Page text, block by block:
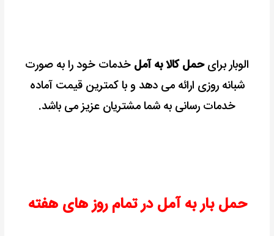
الوبار برایحمل کالا به آمل خدمات خود را به صورت
شبانه روزی ارائه می دهد و با کمترین قیمت آماده
خدمات رسانی به شما مشتریان عزیز می باشد.
حمل بار به آمل در تمام روز های هفته